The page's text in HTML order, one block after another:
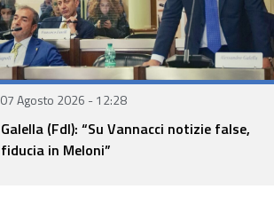
07 Agosto 2026 - 12:28
Galella (FdI): “Su Vannacci notizie false,
fiducia in Meloni”